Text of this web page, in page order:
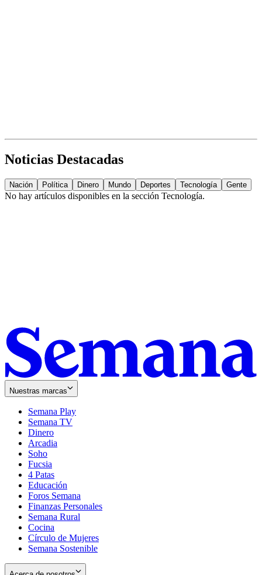
Noticias Destacadas
Nación Política Dinero Mundo Deportes Tecnología Gente
No hay artículos disponibles en la sección Tecnología.
Nuestras marcas
Semana Play
Semana TV
Dinero
Arcadia
Soho
in
new
window
Fucsia
in
new
window
4 Patas
Educación
Foros Semana
Finanzas Personales
Semana Rural
Cocina
Círculo de Mujeres
Semana Sostenible